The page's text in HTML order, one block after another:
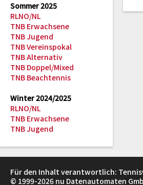
Sommer 2025
RLNO/NL
TNB Erwachsene
TNB Jugend
TNB Vereinspokal
TNB Alternativ
TNB Doppel/Mixed
TNB Beachtennis
Winter 2024/2025
RLNO/NL
TNB Erwachsene
TNB Jugend
Für den Inhalt verantwortlich:
© 1999-2026 nu Datenautomaten